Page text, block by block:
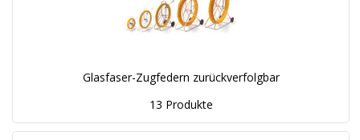
Glasfaser-Zugfedern zurückverfolgbar
13 Produkte